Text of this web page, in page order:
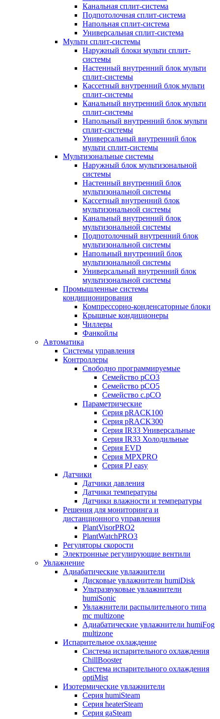
Канальная сплит-система
Подпотолочная сплит-система
Напольная сплит-система
Универсальная сплит-система
Мульти сплит-системы
Наружный блоки мульти сплит-
системы
Настенный внутренний блок мульти
сплит-системы
Кассетный внутренний блок мульти
сплит-системы
Канальный внутренний блок мульти
сплит-системы
Напольный внутренний блок мульти
сплит-системы
Универсальный внутренний блок
мульти сплит-системы
Мультизональные системы
Наружный блок мультизональной
системы
Настенный внутренний блок
мультизональной системы
Кассетный внутренний блок
мультизональной системы
Канальный внутренний блок
мультизональной системы
Подпотолочный внутренний блок
мультизональной системы
Напольный внутренний блок
мультизональной системы
Универсальный внутренний блок
мультизональной системы
Промышленные системы
кондиционирования
Компрессорно-конденсаторные блоки
Крышные кондиционеры
Чиллеры
Фанкойлы
Автоматика
Системы управления
Контроллеры
Свободно программируемые
Семейство pCO3
Семейство pCO5
Семейство c.pCO
Параметрические
Серия pRACK100
Серия pRACK300
Серия IR33 Универсальные
Серия IR33 Холодильные
Серия EVD
Серия MPXPRO
Серия PJ easy
Датчики
Датчики давления
Датчики температуры
Датчики влажности и температуры
Решения для мониторинга и
дистанционного управления
PlantVisorPRO2
PlantWatchPRO3
Регуляторы скорости
Электронные регулирующие вентили
Увлажнение
Адиабатические увлажнители
Дисковые увлажнители humiDisk
Ультразвуковые увлажнители
humiSonic
Увлажнители распылительного типа
mc multizone
Адиабатические увлажнители humiFog
multizone
Испарительное охлаждение
Система испарительного охлаждения
ChillBooster
Система испарительного охлаждения
optiMist
Изотермические увлажнители
Серия humiSteam
Серия heaterSteam
Серия gaSteam